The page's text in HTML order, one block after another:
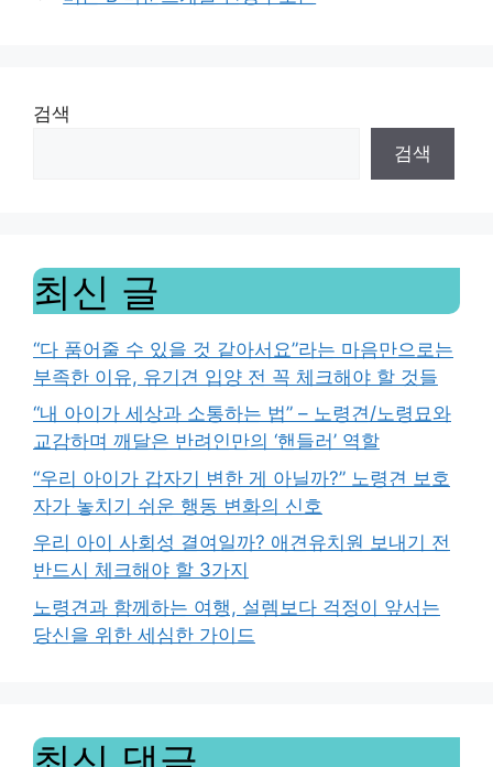
검색
검색
최신 글
“다 품어줄 수 있을 것 같아서요”라는 마음만으로는
부족한 이유, 유기견 입양 전 꼭 체크해야 할 것들
“내 아이가 세상과 소통하는 법” – 노령견/노령묘와
교감하며 깨달은 반려인만의 ‘핸들러’ 역할
“우리 아이가 갑자기 변한 게 아닐까?” 노령견 보호
자가 놓치기 쉬운 행동 변화의 신호
우리 아이 사회성 결여일까? 애견유치원 보내기 전
반드시 체크해야 할 3가지
노령견과 함께하는 여행, 설렘보다 걱정이 앞서는
당신을 위한 세심한 가이드